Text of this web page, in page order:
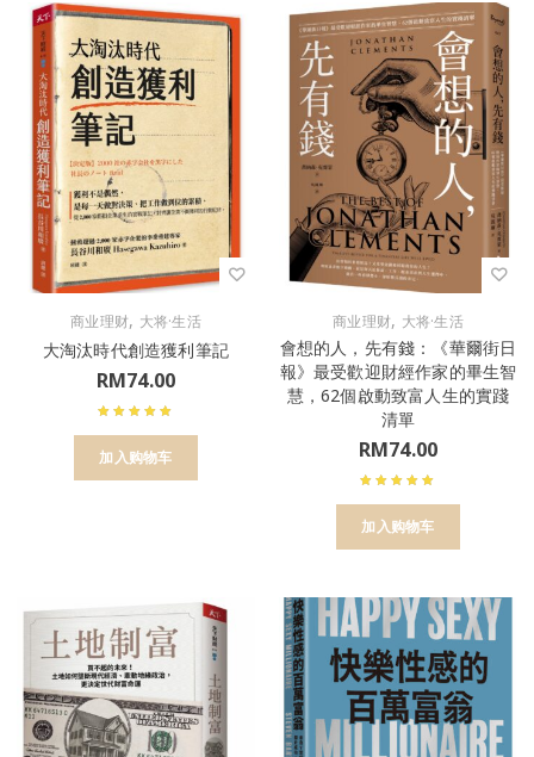
商业理财, 大将·生活
大淘汰時代創造獲利筆記
RM74.00
加入购物车
商业理财, 大将·生活
會想的人，先有錢：《華爾街日
報》最受歡迎財經作家的畢生智
慧，62個啟動致富人生的實踐
清單
RM74.00
加入购物车